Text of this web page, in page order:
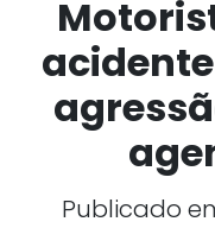
Publicado